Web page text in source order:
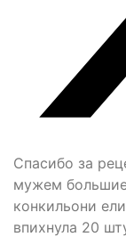
Спасибо за
мужем
конкильони
впихнула 20